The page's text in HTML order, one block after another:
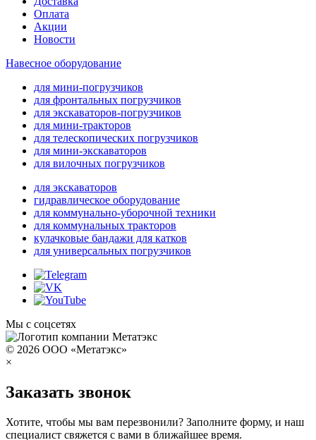
Оплата
Акции
Новости
Навесное оборудование
для мини-погрузчиков
для фронтальных погрузчиков
для экскаваторов-погрузчиков
для мини-тракторов
для телескопических погрузчиков
для мини-экскаваторов
для вилочных погрузчиков
для экскаваторов
гидравлическое оборудование
для коммунально-уборочной техники
для коммунальных тракторов
кулачковые бандажи для катков
для универсальных погрузчиков
Мы с соцсетях
© 2026 ООО «Метатэкс»
×
Заказать звонок
Хотите, чтобы мы вам перезвонили? Заполните форму, и наш
специалист свяжется с вами в ближайшее время.